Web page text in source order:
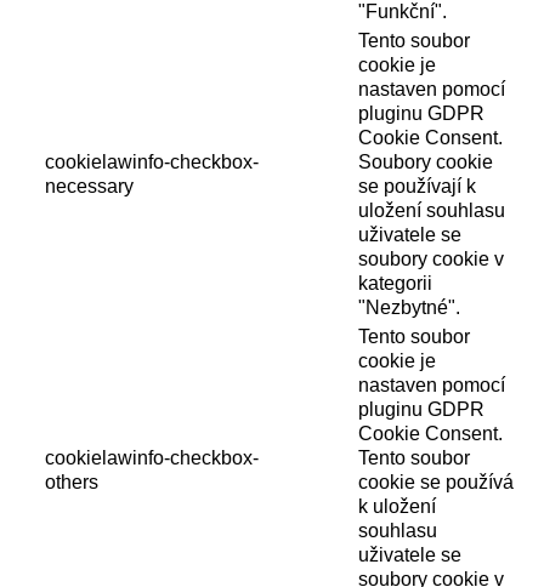
"Funkční".
cookielawinfo-checkbox-
necessary
Tento soubor
cookie je
nastaven pomocí
pluginu GDPR
Cookie Consent.
Soubory cookie
se používají k
uložení souhlasu
uživatele se
soubory cookie v
kategorii
"Nezbytné".
cookielawinfo-checkbox-
others
Tento soubor
cookie je
nastaven pomocí
pluginu GDPR
Cookie Consent.
Tento soubor
cookie se používá
k uložení
souhlasu
uživatele se
soubory cookie v